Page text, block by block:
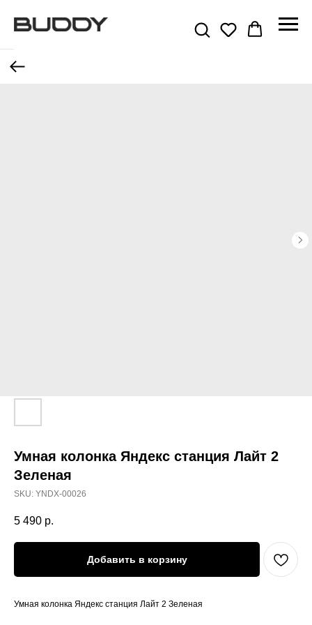
Назад
Умная колонка Яндекс станция Лайт 2
Зеленая
SKU: YNDX-00026
5 490 р.
Добавить в корзину
Умная колонка Яндекс станция Лайт 2 Зеленая